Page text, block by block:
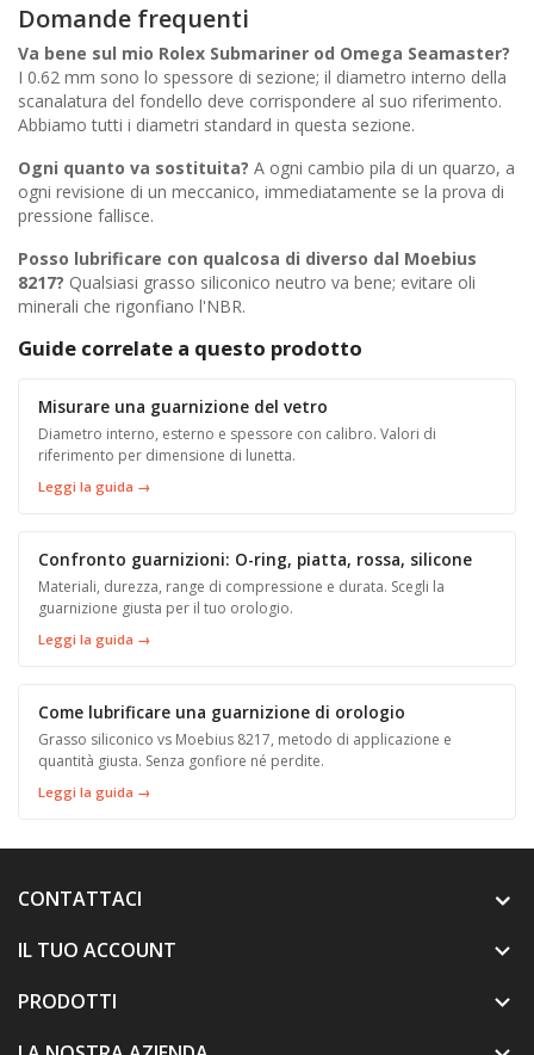
Domande frequenti
Va bene sul mio Rolex Submariner od Omega Seamaster?
I 0.62 mm sono lo spessore di sezione; il diametro interno della
scanalatura del fondello deve corrispondere al suo riferimento.
Abbiamo tutti i diametri standard in questa sezione.
Ogni quanto va sostituita? A ogni cambio pila di un quarzo, a
ogni revisione di un meccanico, immediatamente se la prova di
pressione fallisce.
Posso lubrificare con qualcosa di diverso dal Moebius
8217? Qualsiasi grasso siliconico neutro va bene; evitare oli
minerali che rigonfiano l'NBR.
Guide correlate a questo prodotto
Misurare una guarnizione del vetro
Diametro interno, esterno e spessore con calibro. Valori di
riferimento per dimensione di lunetta.
Leggi la guida →
Confronto guarnizioni: O-ring, piatta, rossa, silicone
Materiali, durezza, range di compressione e durata. Scegli la
guarnizione giusta per il tuo orologio.
Leggi la guida →
Come lubrificare una guarnizione di orologio
Grasso siliconico vs Moebius 8217, metodo di applicazione e
quantità giusta. Senza gonfiore né perdite.
Leggi la guida →
CONTATTACI
IL TUO ACCOUNT

PRODOTTI 